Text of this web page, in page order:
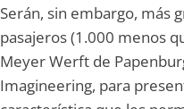
Serán, sin embargo, más
pasajeros (1.000 menos
Meyer Werft de
Imagineering, para